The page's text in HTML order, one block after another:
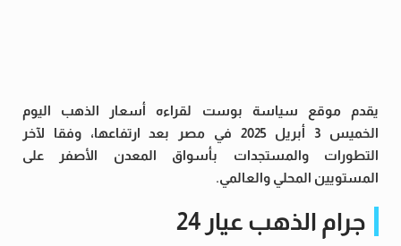
يقدم موقع سياسة بوست لقراءه أسعار الذهب اليوم
الخميس 3 أبريل 2025 في مصر بعد ارتفاعها، وفقا لآخر
التطورات والمستجدات بأسواق المعدن الأصفر على
المستويين المحلي والعالمي.
جرام الذهب عيار 24